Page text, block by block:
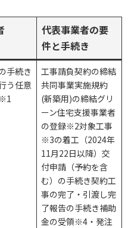
代表事業者の要
件と手続き
手続き
う任意
工事請負契約の締結
共同事業実施規約
(新築用)の締結グリ
ーン住宅支援事業者
の登録※2対象工事
※3の着工（2024年
11月22日以降）交
付申請（予約を含
む）の手続き契約工
事の完了・引渡し完
了報告の手続き補助
金の受領※4・発注